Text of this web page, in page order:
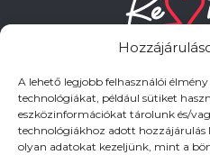
A lehető legjobb felhasználói
technológiákat, például sütiket
eszközinformációkat tárolunk és/
technológiákhoz adott
olyan adatokat kezeljünk, mint a
HASZNOS LINKEK